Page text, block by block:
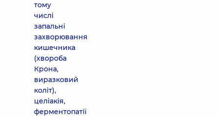
тому
числі
запальні
захворювання
кишечника
(хвороба
Крона,
виразковий
коліт),
целіакія,
ферментопатії